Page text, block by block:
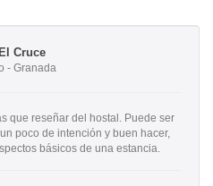
Cruce
- Granada
que reseñar del hostal. Puede ser
poco de intención y buen hacer,
básicos de una estancia.